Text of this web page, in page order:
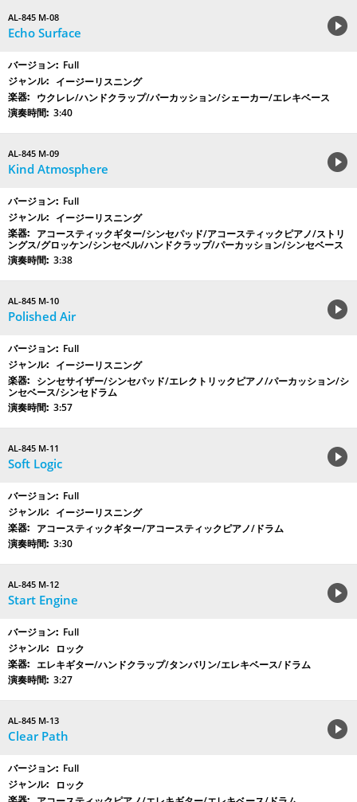
AL-845 M-08
Echo Surface
Full
イージーリスニング
ウクレレ/ハンドクラップ/パーカッション/シェーカー/エレキベース
3:40
AL-845 M-09
Kind Atmosphere
Full
イージーリスニング
アコースティックギター/シンセパッド/アコースティックピアノ/ストリ
ングス/グロッケン/シンセベル/ハンドクラップ/パーカッション/シンセベース
3:38
AL-845 M-10
Polished Air
Full
イージーリスニング
シンセサイザー/シンセパッド/エレクトリックピアノ/パーカッション/シ
ンセベース/シンセドラム
3:57
AL-845 M-11
Soft Logic
Full
イージーリスニング
アコースティックギター/アコースティックピアノ/ドラム
3:30
AL-845 M-12
Start Engine
Full
ロック
エレキギター/ハンドクラップ/タンバリン/エレキベース/ドラム
3:27
AL-845 M-13
Clear Path
Full
ロック